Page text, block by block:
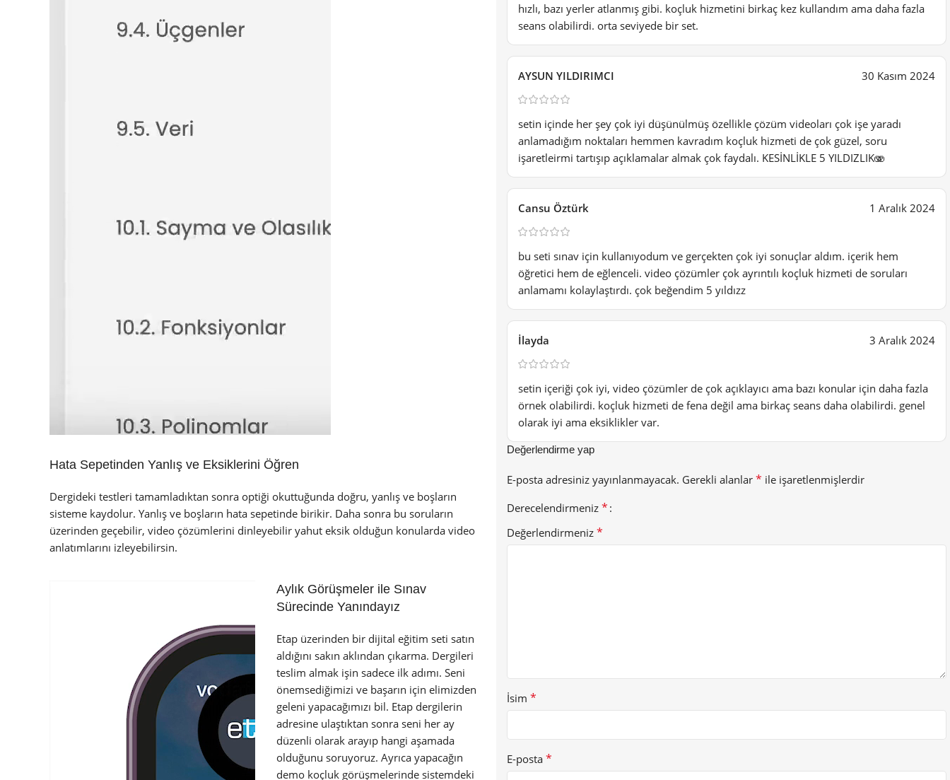
Hata Sepetinden Yanlış ve Eksiklerini Öğren
Dergideki testleri tamamladıktan sonra optiği okuttuğunda doğru, yanlış ve boşların
sisteme kaydolur. Yanlış ve boşların hata sepetinde birikir. Daha sonra bu soruların
üzerinden geçebilir, video çözümlerini dinleyebilir yahut eksik olduğun konularda video
anlatımlarını izleyebilirsin.
Aylık Görüşmeler ile Sınav
Sürecinde Yanındayız
Etap üzerinden bir dijital eğitim seti satın
aldığını sakın aklından çıkarma. Dergileri
teslim almak işin sadece ilk adımı. Seni
önemsediğimizi ve başarın için elimizden
geleni yapacağımızı bil. Etap dergilerin
adresine ulaştıktan sonra seni her ay
düzenli olarak arayıp hangi aşamada
olduğunu soruyoruz. Ayrıca yapacağın
demo koçluk görüşmelerinde sistemdeki
hızlı, bazı yerler atlanmış gibi. koçluk hizmetini birkaç kez kullandım ama daha fazla
seans olabilirdi. orta seviyede bir set.
AYSUN YILDIRIMCI 30 Kasım 2024
setin içinde her şey çok iyi düşünülmüş özellikle çözüm videoları çok işe yaradı
anlamadığım noktaları hemmen kavradım koçluk hizmeti de çok güzel, soru
işaretleirmi tartışıp açıklamalar almak çok faydalı. KESİNLİKLE 5 YILDIZLIK🫨
Cansu Öztürk 1 Aralık 2024
bu seti sınav için kullanıyodum ve gerçekten çok iyi sonuçlar aldım. içerik hem
öğretici hem de eğlenceli. video çözümler çok ayrıntılı koçluk hizmeti de soruları
anlamamı kolaylaştırdı. çok beğendim 5 yıldızz
İlayda 3 Aralık 2024
setin içeriği çok iyi, video çözümler de çok açıklayıcı ama bazı konular için daha fazla
örnek olabilirdi. koçluk hizmeti de fena değil ama birkaç seans daha olabilirdi. genel
olarak iyi ama eksiklikler var.
Değerlendirme yap
E-posta adresiniz yayınlanmayacak. Gerekli alanlar * ile işaretlenmişlerdir
Derecelendirmeniz *
Değerlendirmeniz *
İsim *
E-posta *